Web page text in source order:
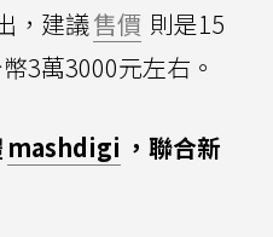
，建議售價 則是15
3萬3000元左右。
mashdigi ，聯合新